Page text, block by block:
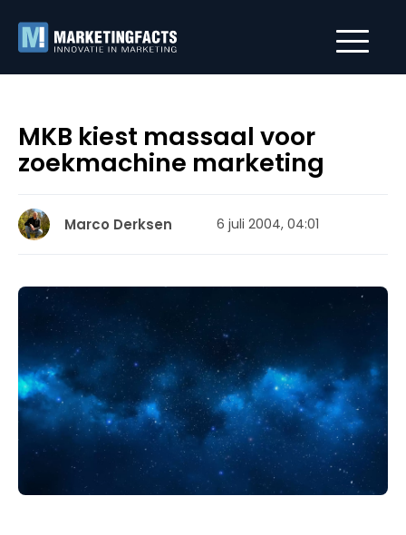
MKB kiest massaal voor
zoekmachine marketing
Marco Derksen 6 juli 2004, 04:01